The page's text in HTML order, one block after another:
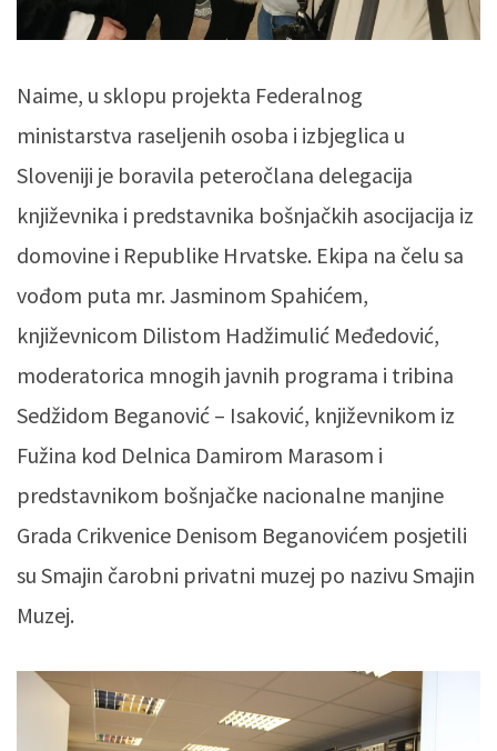
Naime, u sklopu projekta Federalnog
ministarstva raseljenih osoba i izbjeglica u
Sloveniji je boravila peteročlana delegacija
književnika i predstavnika bošnjačkih asocijacija iz
domovine i Republike Hrvatske. Ekipa na čelu sa
vođom puta mr. Jasminom Spahićem,
književnicom Dilistom Hadžimulić Međedović,
moderatorica mnogih javnih programa i tribina
Sedžidom Beganović – Isaković, književnikom iz
Fužina kod Delnica Damirom Marasom i
predstavnikom bošnjačke nacionalne manjine
Grada Crikvenice Denisom Beganovićem posjetili
su Smajin čarobni privatni muzej po nazivu Smajin
Muzej.